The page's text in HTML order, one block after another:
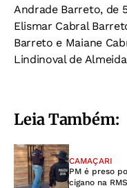
Andrade Barreto, de
Elismar Cabral
Barreto e Maiane
Lindinoval de
Leia Também:
CAMAÇARI
PM é preso
cigano na RMS